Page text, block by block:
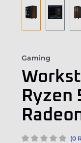
Gaming
Ryzen
(0